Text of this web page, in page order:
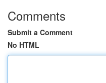
Comments
Submit a Comment
No HTML